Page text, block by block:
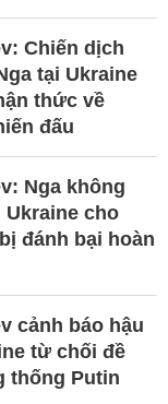
Chiến dịch
tại Ukraine
thức về
đấu
Nga không
cho
đánh bại hoàn
cảnh báo hậu
từ chối đề
thống Putin